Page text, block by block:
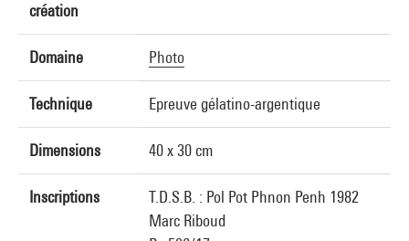
création
Domaine Photo
Technique Epreuve gélatino-argentique
Dimensions 40 x 30 cm
Inscriptions
T.D.S.B. : Pol Pot Phnon Penh 1982
Marc Riboud